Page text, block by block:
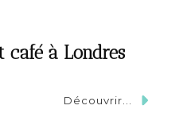
café à Londres
Découvrir...